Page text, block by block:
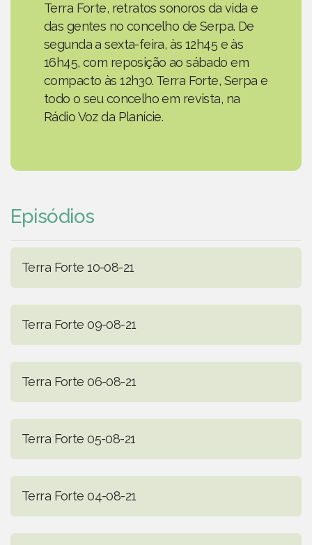
Terra Forte, retratos sonoros da vida e
das gentes no concelho de Serpa. De
segunda a sexta-feira, às 12h45 e às
16h45, com reposição ao sábado em
compacto às 12h30. Terra Forte, Serpa e
todo o seu concelho em revista, na
Rádio Voz da Planície.
Episódios
Terra Forte 10-08-21
Terra Forte 09-08-21
Terra Forte 06-08-21
Terra Forte 05-08-21
Terra Forte 04-08-21